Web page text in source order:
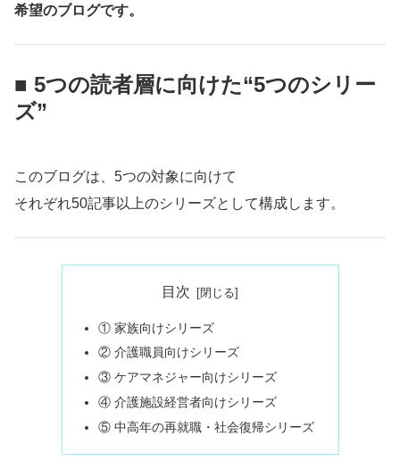
希望のブログです。
■ 5つの読者層に向けた“5つのシリー
ズ”
このブログは、5つの対象に向けて
それぞれ50記事以上のシリーズとして構成します。
目次
① 家族向けシリーズ
② 介護職員向けシリーズ
③ ケアマネジャー向けシリーズ
④ 介護施設経営者向けシリーズ
⑤ 中高年の再就職・社会復帰シリーズ